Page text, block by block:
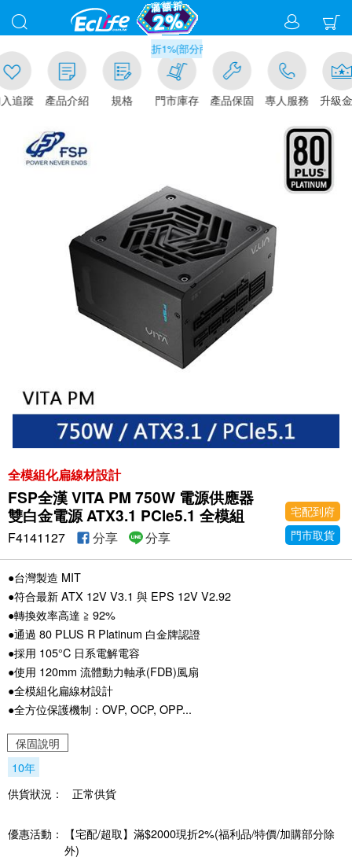
蹤 產品介紹 規格
滿千元門市取貨現折1%(部分商品不適用)-請點我看
門市庫存 產品保固 專人服務 升級金賺
全模組化扁線材設計
FSP全漢 VITA PM 750W 電源供應器
雙白金電源 ATX3.1 PCle5.1 全模組
宅配到府
門市取貨
F4141127 分享 分享
●台灣製造 MIT
●符合最新 ATX 12V V3.1 與 EPS 12V V2.92
●轉換效率高達 ≧ 92%
●通過 80 PLUS R Platinum 白金牌認證
●採用 105°C 日系電解電容
●使用 120mm 流體動力軸承(FDB)風扇
●全模組化扁線材設計
●全方位保護機制：OVP, OCP, OPP...
保固說明
10年
供貨狀況：
正常供貨
優惠活動：
【宅配/超取】滿$2000現折2%(福利品/特價/加購部分除
外)